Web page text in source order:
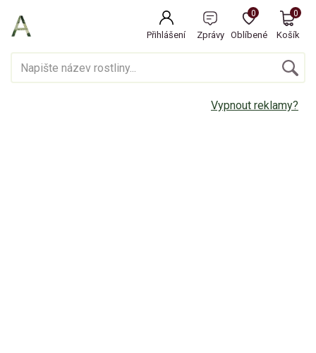
Přihlášení Zprávy Oblíbené
0
Košík
0
Vypnout reklamy?